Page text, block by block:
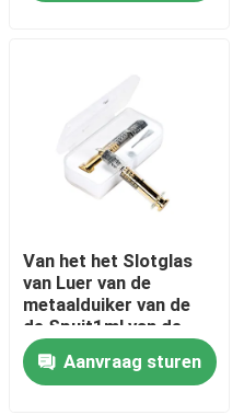
Van het het Slotglas
van Luer van de
metaalduiker van de
de Spuit1ml van de
Oliespuiten de Zilveren
Gouden Duiker
Aanvraag sturen